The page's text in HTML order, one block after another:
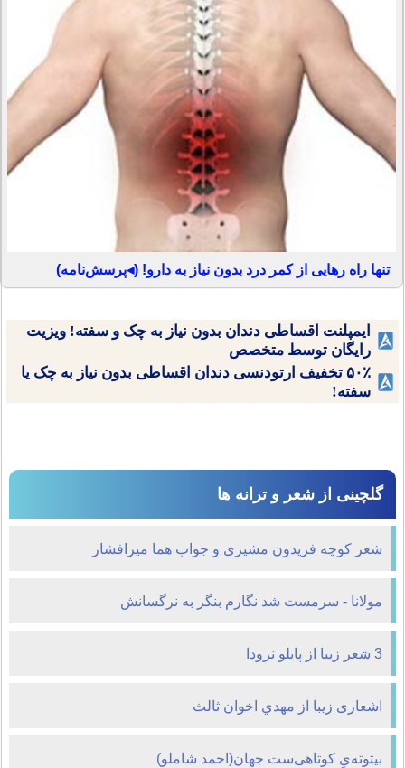
تنها راه رهایی از کمر درد بدون نیاز به دارو! (◂پرسش‌نامه)
ایمپلنت اقساطی دندان بدون نیاز به چک و سفته! ویزیت
رایگان توسط متخصص
۵۰٪ تخفیف ارتودنسی دندان اقساطی بدون نیاز به چک یا
سفته!
گلچینی از شعر و ترانه ها
شعر کوچه فریدون مشیری و جواب هما میرافشار
مولانا - سرمست شد نگارم بنگر به نرگسانش
3 شعر زیبا از پابلو نرودا
اشعاری زیبا از مهدي اخوان ثالث
بيتوته‌یِ کوتاهی‌ست جهان(احمد شاملو)